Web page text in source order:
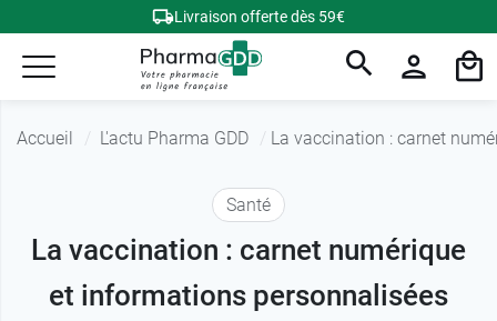
Livraison offerte dès 59€
Accueil L'actu Pharma GDD La vaccination : carnet
Santé
La vaccination : carnet numérique
et informations personnalisées